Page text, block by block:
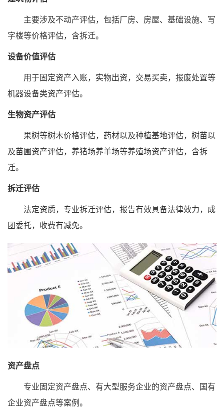
主要涉及不动产评估，包括厂房、房屋、基础设施、写
字楼等价格评估，含拆迁。
设备价值评估
用于固定资产入账，实物出资，交易买卖，报废处置等
机器设备类资产评估。
生物资产评估
果树等树木价格评估，药材以及种植基地评估，树苗以
及苗圃资产评估，养猪场养羊场等养殖场资产评估，含拆
迁。
拆迁评估
法定资质，专业拆迁评估，报告有效具备法律效力，成
团委托，收费有减免。
资产盘点
专业固定资产盘点、有大型服务企业的资产盘点、国有
企业资产盘点等案例。